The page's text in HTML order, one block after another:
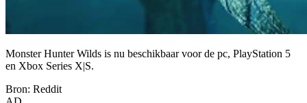
Monster Hunter Wilds is nu beschikbaar voor de pc, PlayStation 5
en Xbox Series X|S.
Bron: Reddit